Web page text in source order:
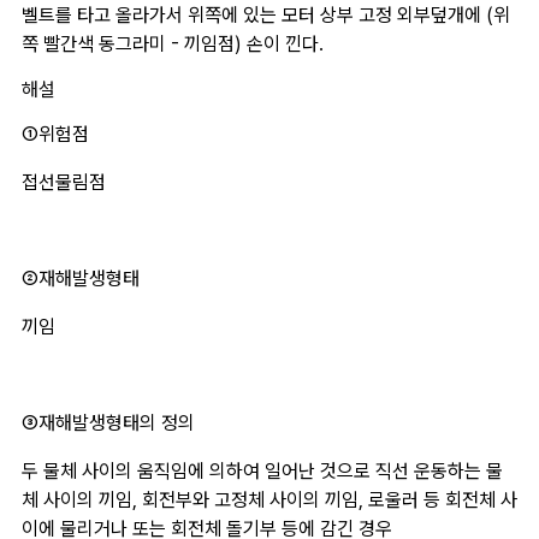
벨트를 타고 올라가서 위쪽에 있는 모터 상부 고정 외부덮개에 (위
쪽 빨간색 동그라미 - 끼임점) 손이 낀다.
해설
①위험점
접선물림점
﻿②재해발생형태
끼임
③재해발생형태의 정의
두 물체 사이의 움직임에 의하여 일어난 것으로 직선 운동하는 물
체 사이의 끼임, 회전부와 고정체 사이의 끼임, 로울러 등 회전체 사
이에 물리거나 또는 회전체 돌기부 등에 감긴 경우